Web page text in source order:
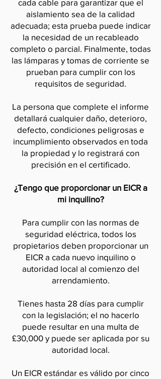
cada cable para garantizar que el
aislamiento sea de la calidad
adecuada; esta prueba puede indicar
la necesidad de un recableado
completo o parcial. Finalmente, todas
las lámparas y tomas de corriente se
prueban para cumplir con los
requisitos de seguridad.
La persona que complete el informe
detallará cualquier daño, deterioro,
defecto, condiciones peligrosas e
incumplimiento observados en toda
la propiedad y lo registrará con
precisión en el certificado.
¿Tengo que proporcionar un EICR a
mi inquilino?
Para cumplir con las normas de
seguridad eléctrica, todos los
propietarios deben proporcionar un
EICR a cada nuevo inquilino o
autoridad local al comienzo del
arrendamiento.
Tienes hasta 28 días para cumplir
con la legislación; el no hacerlo
puede resultar en una multa de
£30,000 y puede ser aplicada por su
autoridad local.
Un EICR estándar es válido por cinco